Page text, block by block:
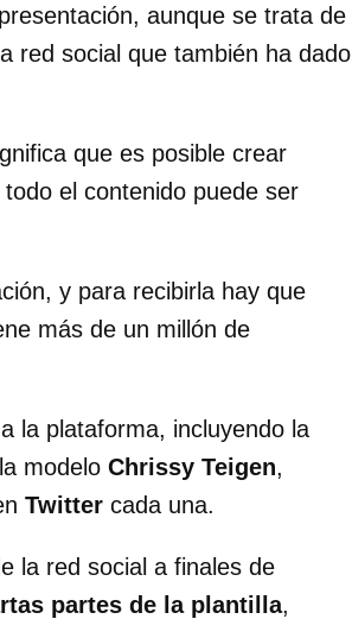
aunque se trata de
red social que también ha dado
que es posible crear
el contenido puede ser
y para recibirla hay que
más de un millón de
la plataforma, incluyendo la
modelo Chrissy Teigen,
Twitter cada una.
la red social a finales de
partes de la plantilla,